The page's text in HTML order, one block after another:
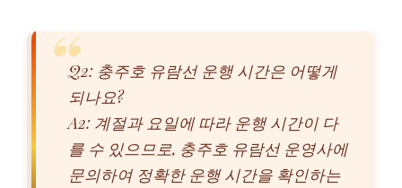
Q2: 충주호 유람선 운행 시간은 어떻게
되나요?
A2: 계절과 요일에 따라 운행 시간이 다
를 수 있으므로, 충주호 유람선 운영사에
문의하여 정확한 운행 시간을 확인하는